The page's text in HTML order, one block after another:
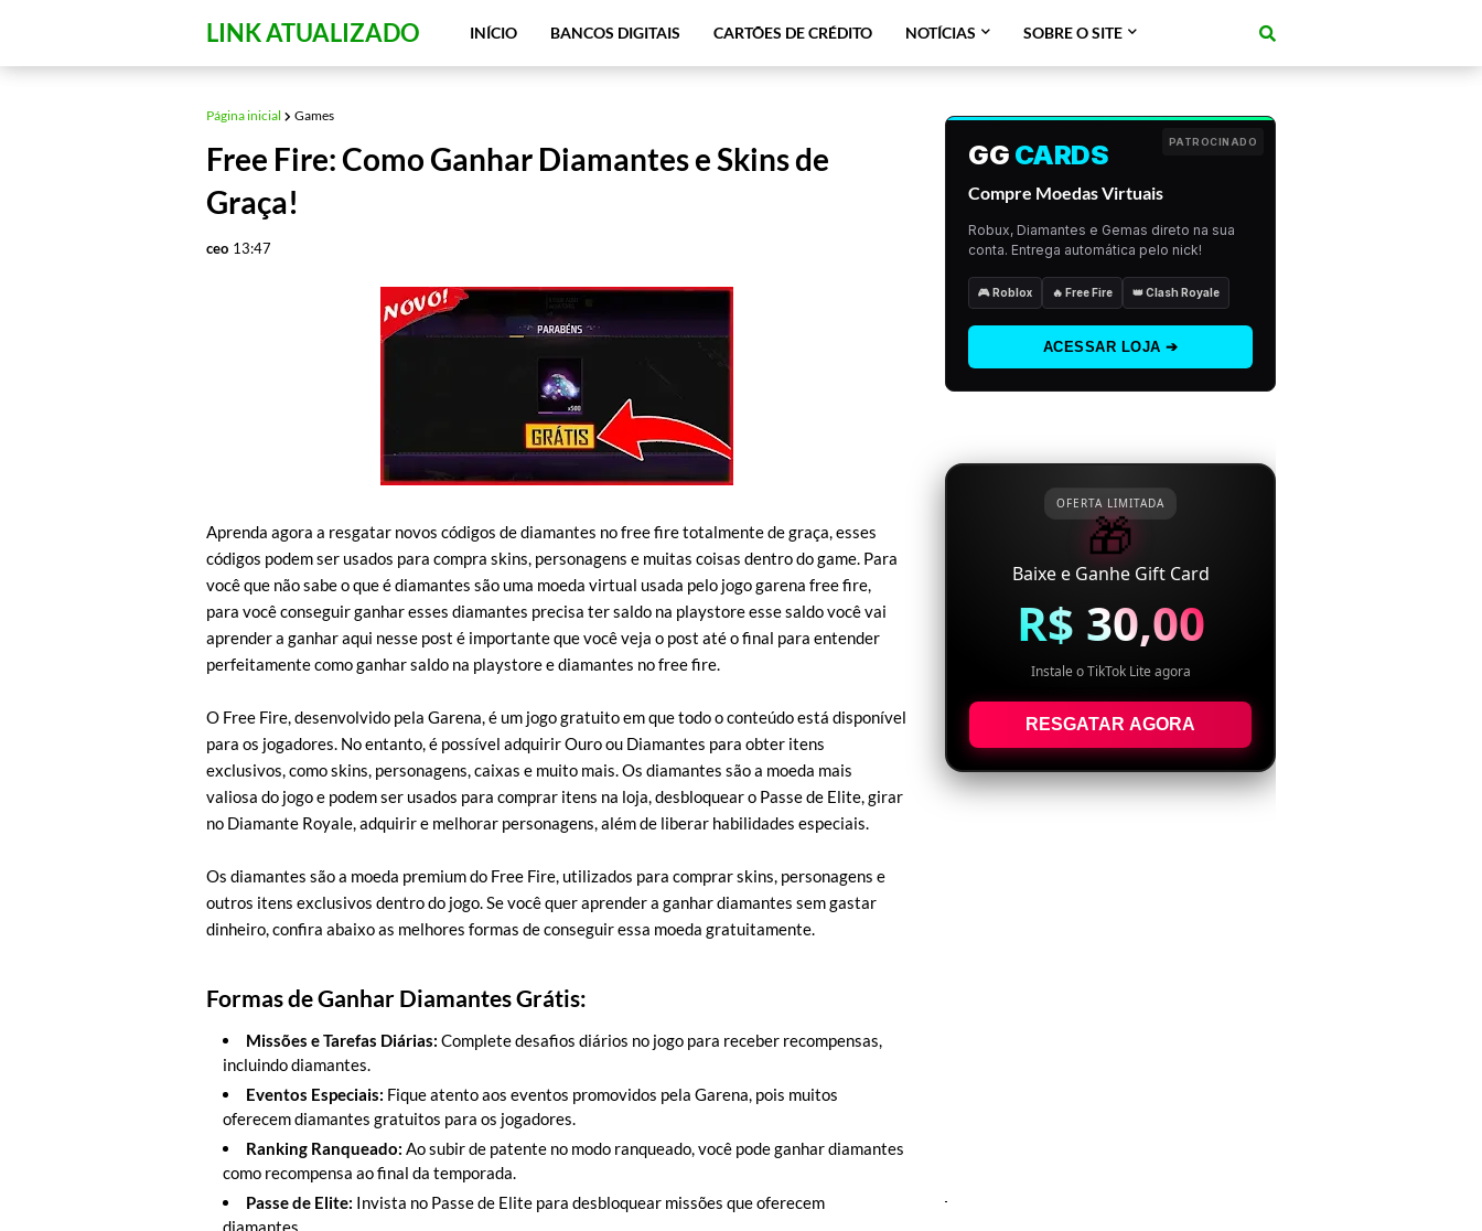
LINK ATUALIZADO INÍCIO BANCOS DIGITAIS CARTÕES DE CRÉDITO NOTÍCIAS SOBRE O SITE
Página inicial Games
Free Fire: Como Ganhar Diamantes e Skins de
Graça!
ceo 13:47
Aprenda agora a resgatar novos códigos de diamantes no free fire totalmente de graça, esses
códigos podem ser usados para compra skins, personagens e muitas coisas dentro do game. Para
você que não sabe o que é diamantes são uma moeda virtual usada pelo jogo garena free fire,
para você conseguir ganhar esses diamantes precisa ter saldo na playstore esse saldo você vai
aprender a ganhar aqui nesse post é importante que você veja o post até o final para entender
perfeitamente como ganhar saldo na playstore e diamantes no free fire.
O Free Fire, desenvolvido pela Garena, é um jogo gratuito em que todo o conteúdo está disponível
para os jogadores. No entanto, é possível adquirir Ouro ou Diamantes para obter itens
exclusivos, como skins, personagens, caixas e muito mais. Os diamantes são a moeda mais
valiosa do jogo e podem ser usados para comprar itens na loja, desbloquear o Passe de Elite, girar
no Diamante Royale, adquirir e melhorar personagens, além de liberar habilidades especiais.
Os diamantes são a moeda premium do Free Fire, utilizados para comprar skins, personagens e
outros itens exclusivos dentro do jogo. Se você quer aprender a ganhar diamantes sem gastar
dinheiro, confira abaixo as melhores formas de conseguir essa moeda gratuitamente.
Formas de Ganhar Diamantes Grátis:
Missões e Tarefas Diárias: Complete desafios diários no jogo para receber recompensas,
incluindo diamantes.
Eventos Especiais: Fique atento aos eventos promovidos pela Garena, pois muitos
oferecem diamantes gratuitos para os jogadores.
Ranking Ranqueado: Ao subir de patente no modo ranqueado, você pode ganhar diamantes
como recompensa ao final da temporada.
Passe de Elite: Invista no Passe de Elite para desbloquear missões que oferecem
diamantes.
PATROCINADO
GG CARDS
Compre Moedas Virtuais
Robux, Diamantes e Gemas direto na sua
conta. Entrega automática pelo nick!
🎮 Roblox 🔥 Free Fire 👑 Clash Royale
ACESSAR LOJA ➔
OFERTA LIMITADA
🎁
Baixe e Ganhe Gift Card
R$ 30,00
Instale o TikTok Lite agora
RESGATAR AGORA